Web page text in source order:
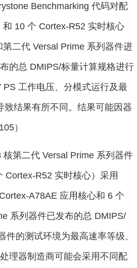
Benchmarking 代码对配
10 个 Cortex-R52 实时核心
第二代 Versal Prime 系列器件进
的总 DMIPS/标量计算规格进行
工作电压、分模式运行及最
结果有所不同。结果可能因器
）
第二代 Versal Prime 系列器件
Cortex-R52 实时核心）采用
A78AE 应用核心和 6 个
系列器件已发布的总 DMIPS/
的测试环境为最高速率等级、
理器制造商可能会采用不同配